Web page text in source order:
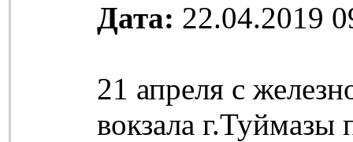
Дата: 22.04.2019
21 апреля с
вокзала г.Туймазы